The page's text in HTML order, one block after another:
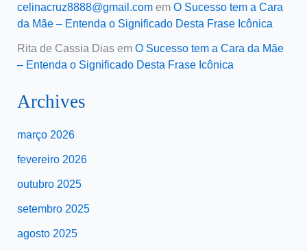
celinacruz8888@gmail.comem O Sucesso tem a Cara
da Mãe – Entenda o Significado Desta Frase Icônica
Rita de Cassia Diasem O Sucesso tem a Cara da Mãe
– Entenda o Significado Desta Frase Icônica
Archives
março 2026
fevereiro 2026
outubro 2025
setembro 2025
agosto 2025